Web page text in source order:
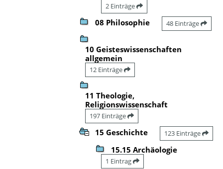
2 Einträge
08 Philosophie 48 Einträge
10 Geisteswissenschaften
allgemein
12 Einträge
11 Theologie,
Religionswissenschaft
197 Einträge
15 Geschichte 123 Einträge
15.15 Archäologie
1 Eintrag